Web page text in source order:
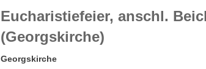
Eucharistiefeier, anschl.
(Georgskirche)
Georgskirche